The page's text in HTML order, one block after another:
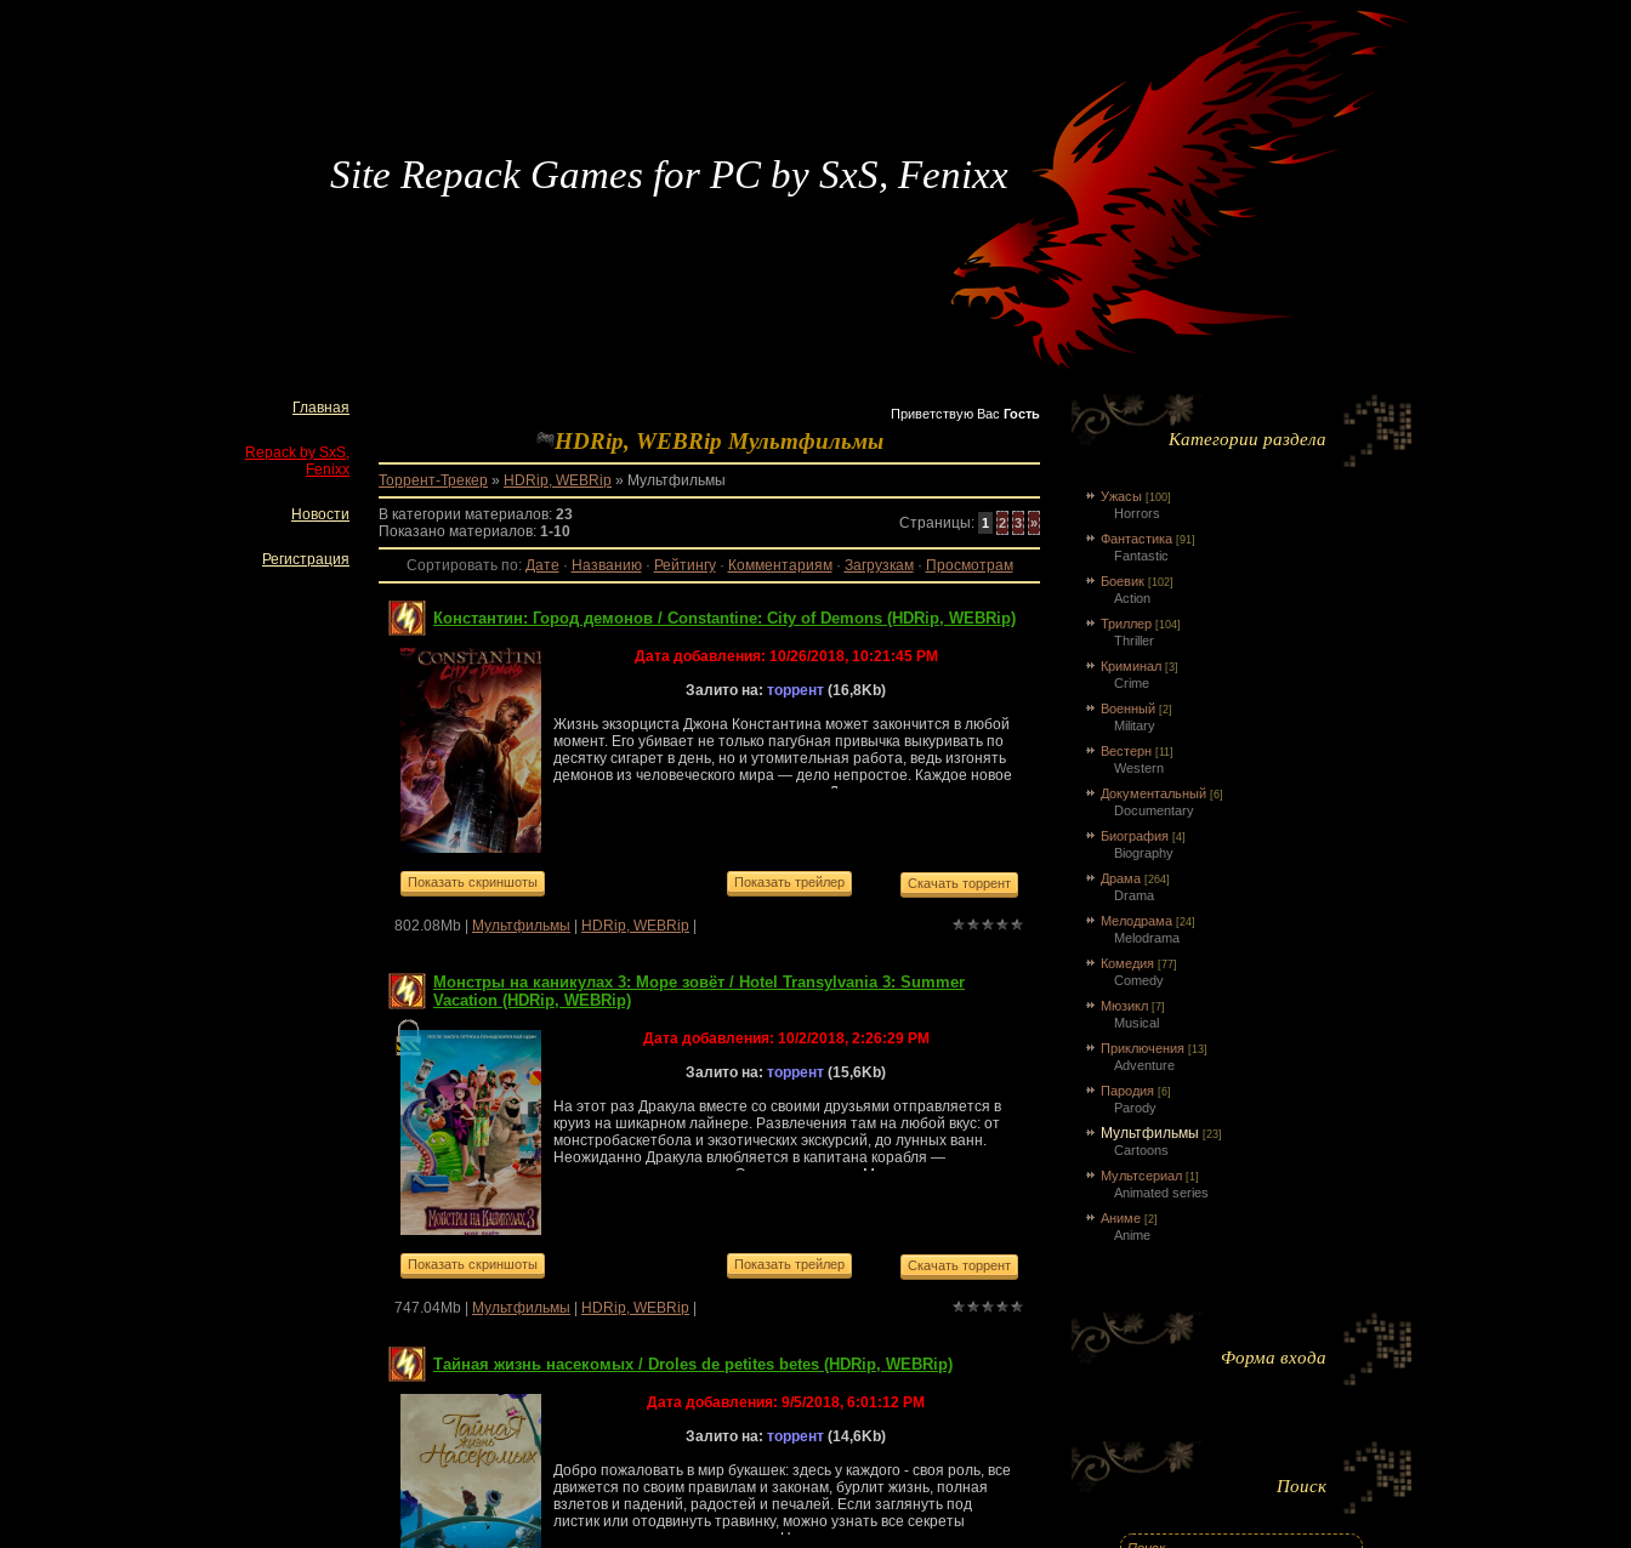
Site Repack Games for PC by SxS, Fenixx
Главная
Repack by SxS,
Fenixx
Новости
Регистрация
Приветствую Вас Гость
HDRip, WEBRip Мультфильмы
Торрент-Трекер » HDRip, WEBRip » Мультфильмы
В категории материалов: 23
Показано материалов: 1-10 Страницы: 1 2 3 »
Сортировать по: Дате · Названию· Рейтингу· Комментариям· Загрузкам· Просмотрам
Константин: Город демонов / Constantine: City of Demons (HDRip, WEBRip)
Дата добавления: 10/26/2018, 10:21:45 PM
Залито на: торрент (16,8Kb)
Жизнь экзорциста Джона Константина может закончится в любой
момент. Его убивает не только пагубная привычка выкуривать по
десятку сигарет в день, но и утомительная работа, ведь изгонять
демонов из человеческого мира — дело непростое. Каждое новое
столкновение с силами зла заставляет Джона вступать в схватку,
802.08Mb | Мультфильмы HDRip, WEBRip
Монстры на каникулах 3: Море зовёт / Hotel Transylvania 3: Summer
Vacation (HDRip, WEBRip)
Дата добавления: 10/2/2018, 2:26:29 PM
Залито на: торрент (15,6Kb)
На этот раз Дракула вместе со своими друзьями отправляется в
круиз на шикарном лайнере. Развлечения там на любой вкус: от
монстробаскетбола и экзотических экскурсий, до лунных ванн.
Неожиданно Дракула влюбляется в капитана корабля —
загадочную и прекрасную Эрику, и его дочка Мэвис понимает, что
747.04Mb | Мультфильмы HDRip, WEBRip
Тайная жизнь насекомых / Droles de petites betes (HDRip, WEBRip)
Дата добавления: 9/5/2018, 6:01:12 PM
Залито на: торрент (14,6Kb)
Добро пожаловать в мир букашек: здесь у каждого - своя роль, все
движется по своим правилам и законам, бурлит жизнь, полная
взлетов и падений, радостей и печалей. Если заглянуть под
листик или отодвинуть травинку, можно узнать все секреты
таинственного мира насекомых. Надо лишь чуть-чуть напрячь
Категории раздела
Ужасы [100]
Horrors
Фантастика [91]
Fantastic
Боевик [102]
Action
Триллер [104]
Thriller
Криминал [3]
Crime
Военный [2]
Military
Вестерн [11]
Western
Документальный [6]
Documentary
Биография [4]
Biography
Драма [264]
Drama
Мелодрама [24]
Melodrama
Комедия [77]
Comedy
Мюзикл [7]
Musical
Приключения [13]
Adventure
Пародия [6]
Parody
Мультфильмы [23]
Cartoons
Мультсериал [1]
Animated series
Аниме [2]
Anime
Форма входа
Поиск